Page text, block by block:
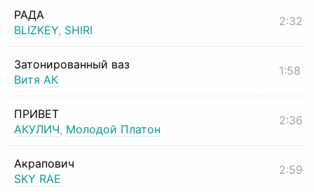
РАДА
BLIZKEY, SHIRI
2:32
Затонированный ваз
Витя АК
1:58
ПРИВЕТ
АКУЛИЧ, Молодой Платон
2:36
Акрапович
SKY RAE
2:59